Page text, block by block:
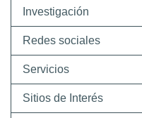
Investigación
Redes sociales
Servicios
Sitios de Interés